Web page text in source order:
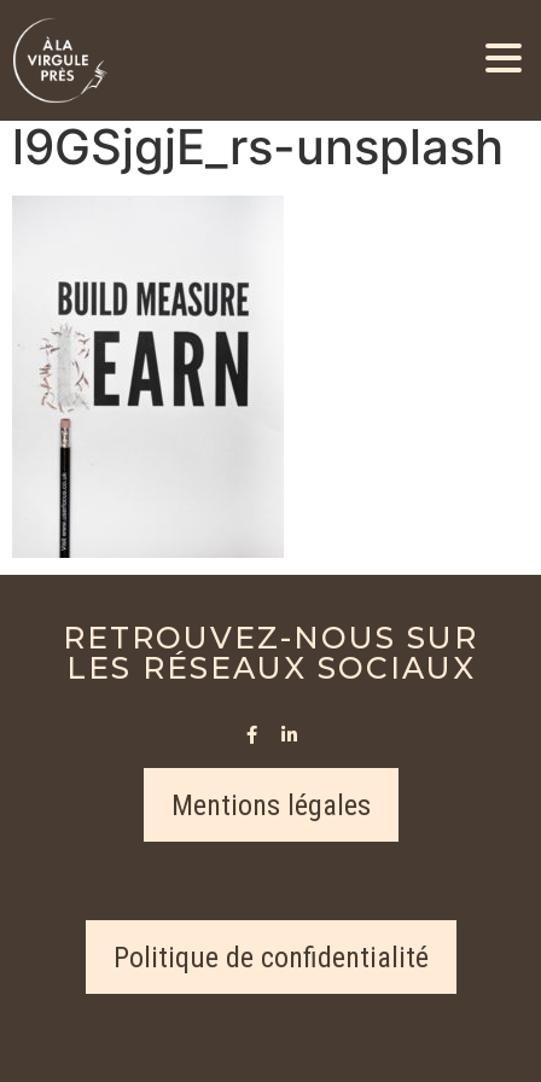
david-travis-
l9GSjgjE_rs-unsplash
RETROUVEZ-NOUS SUR
LES RÉSEAUX SOCIAUX
Mentions légales
Politique de confidentialité